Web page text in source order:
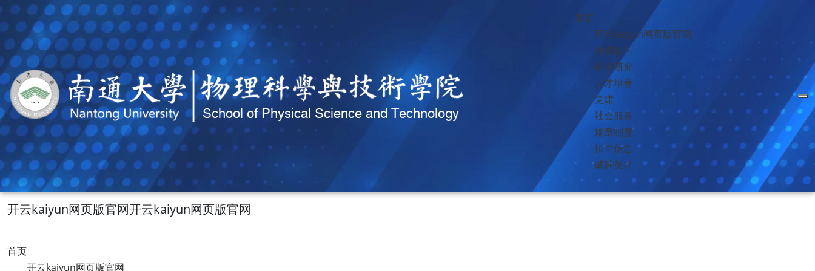
首页
开云kaiyun网页版官网
师资队伍
科学研究
人才培养
党建
社会服务
规章制度
招生信息
诚聘英才
开云kaiyun网页版官网开云kaiyun网页版官网
首页
开云kaiyun网页版官网